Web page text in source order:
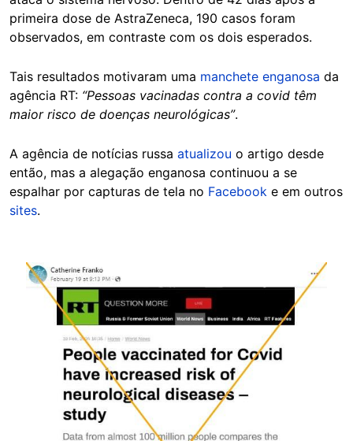
primeira dose de AstraZeneca, 190 casos foram
observados, em contraste com os dois esperados.
Tais resultados motivaram uma manchete enganosa da
agência RT: “Pessoas vacinadas contra a covid têm
maior risco de doenças neurológicas”.
A agência de notícias russa atualizou o artigo desde
então, mas a alegação enganosa continuou a se
espalhar por capturas de tela no Facebook e em outros
sites.
Image